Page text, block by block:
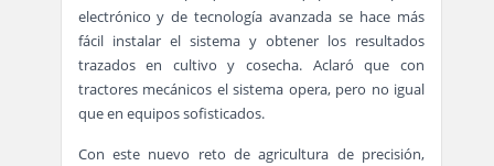
electrónico y de tecnología avanzada se hace más
fácil instalar el sistema y obtener los resultados
trazados en cultivo y cosecha. Aclaró que con
tractores mecánicos el sistema opera, pero no igual
que en equipos sofisticados.
Con este nuevo reto de agricultura de precisión,